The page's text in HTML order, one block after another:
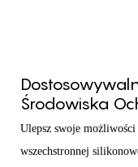
Środowiska
Ulepsz swoje
wszechstronnej